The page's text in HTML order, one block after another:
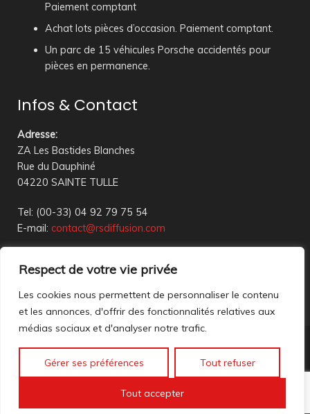
Respect de votre vie privée
Les cookies nous permettent de personnaliser le contenu
et les annonces, d'offrir des fonctionnalités relatives aux
médias sociaux et d'analyser notre trafic.
Gérer ses préférences Tout refuser
Tout accepter
Paiement comptant
Achat lots pièces d’occasion. Paiement comptant.
Un parc de 15 véhicules Porsche accidentés pour
pièces en permanence.
Infos & Contact
Adresse:
ZA Les Bastides Blanches
Rue du Dauphiné
04220 SAINTE TULLE
Tel: (00-33) 04 92 79 75 54
E-mail: contact@rsdiffusion.com
18h00
Réception en magasin sur rendez-vous uniquement
Nous contacter
Mentions légales
Accéder à nos anciennes annonces